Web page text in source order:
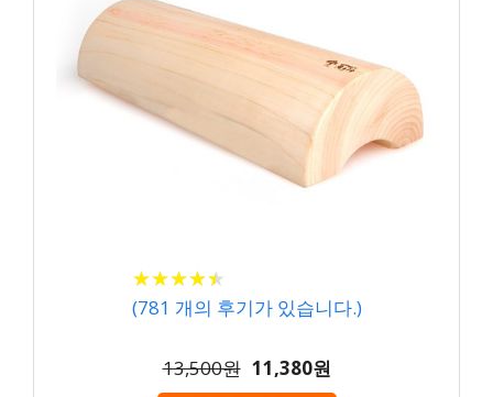
★★★★★
★★★★★
(781 개의 후기가 있습니다.)
13,500원 11,380원